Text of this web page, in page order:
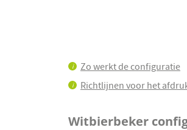
begin
van
de
afbeeldingen-
i Zo werkt de configuratie
i Richtlijnen voor het
Witbierbeker